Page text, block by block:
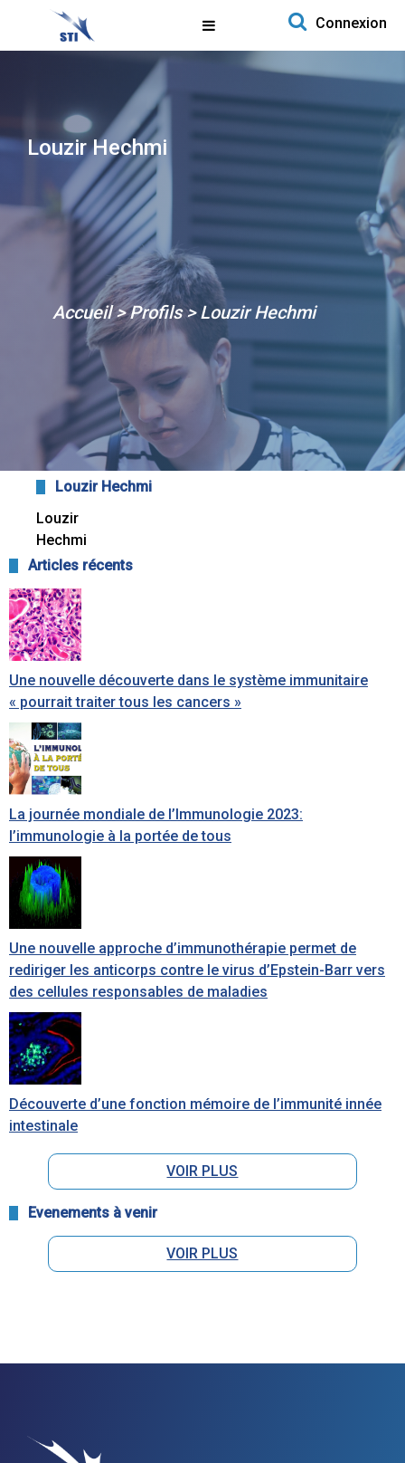
Aller au contenu
Search for:
Connexion
Louzir Hechmi
Accueil>Profils>Louzir Hechmi
Louzir Hechmi
Louzir
Hechmi
Articles récents
Une nouvelle découverte dans le système immunitaire
« pourrait traiter tous les cancers »
La journée mondiale de l’Immunologie 2023:
l’immunologie à la portée de tous
Une nouvelle approche d’immunothérapie permet de
rediriger les anticorps contre le virus d’Epstein-Barr vers
des cellules responsables de maladies
Découverte d’une fonction mémoire de l’immunité innée
intestinale
VOIR PLUS
Evenements à venir
VOIR PLUS